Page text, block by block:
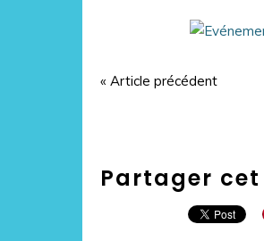
« Article précédent
Partager